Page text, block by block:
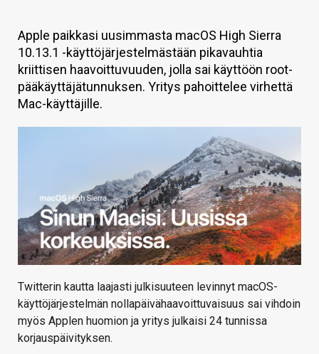
HINTA.FI
KAUPPA
VAIHDA TEEMA
Apple paikkasi uusimmasta macOS High Sierra
10.13.1 -käyttöjärjestelmästään pikavauhtia
kriittisen haavoittuvuuden, jolla sai käyttöön root-
pääkäyttäjätunnuksen. Yritys pahoittelee virhettä
Mac-käyttäjille.
Twitterin kautta laajasti julkisuuteen levinnyt macOS-
käyttöjärjestelmän nollapäivähaavoittuvaisuus sai vihdoin
myös Applen huomion ja yritys julkaisi 24 tunnissa
korjauspäivityksen.